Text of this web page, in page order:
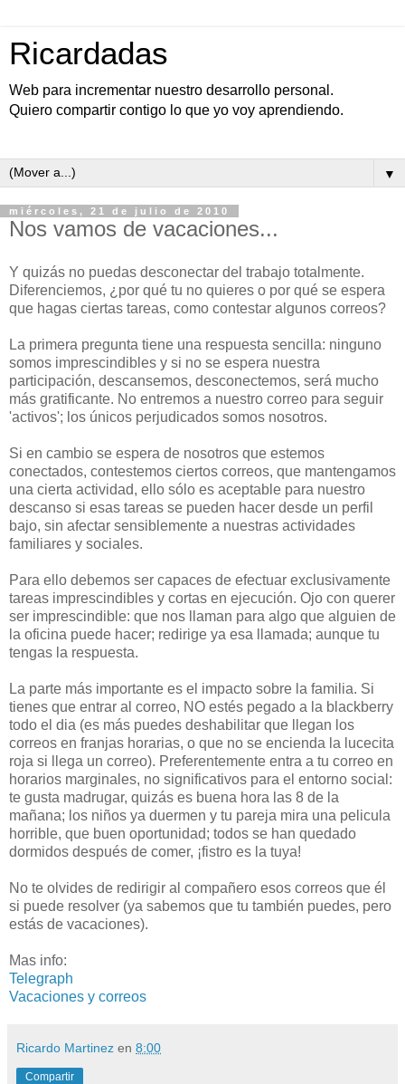
Ricardadas
Web para incrementar nuestro desarrollo personal.
Quiero compartir contigo lo que yo voy aprendiendo.
▼
miércoles, 21 de julio de 2010
Nos vamos de vacaciones...
Y quizás no puedas desconectar del trabajo totalmente.
Diferenciemos, ¿por qué tu no quieres o por qué se espera
que hagas ciertas tareas, como contestar algunos correos?
La primera pregunta tiene una respuesta sencilla: ninguno
somos imprescindibles y si no se espera nuestra
participación, descansemos, desconectemos, será mucho
más gratificante. No entremos a nuestro correo para seguir
'activos'; los únicos perjudicados somos nosotros.
Si en cambio se espera de nosotros que estemos
conectados, contestemos ciertos correos, que mantengamos
una cierta actividad, ello sólo es aceptable para nuestro
descanso si esas tareas se pueden hacer desde un perfil
bajo, sin afectar sensiblemente a nuestras actividades
familiares y sociales.
Para ello debemos ser capaces de efectuar exclusivamente
tareas imprescindibles y cortas en ejecución. Ojo con querer
ser imprescindible: que nos llaman para algo que alguien de
la oficina puede hacer; redirige ya esa llamada; aunque tu
tengas la respuesta.
La parte más importante es el impacto sobre la familia. Si
tienes que entrar al correo, NO estés pegado a la blackberry
todo el dia (es más puedes deshabilitar que llegan los
correos en franjas horarias, o que no se encienda la lucecita
roja si llega un correo). Preferentemente entra a tu correo en
horarios marginales, no significativos para el entorno social:
te gusta madrugar, quizás es buena hora las 8 de la
mañana; los niños ya duermen y tu pareja mira una pelicula
horrible, que buen oportunidad; todos se han quedado
dormidos después de comer, ¡fistro es la tuya!
No te olvides de redirigir al compañero esos correos que él
si puede resolver (ya sabemos que tu también puedes, pero
estás de vacaciones).
Mas info:
Telegraph
Vacaciones y correos
Ricardo Martinez en 8:00
Compartir